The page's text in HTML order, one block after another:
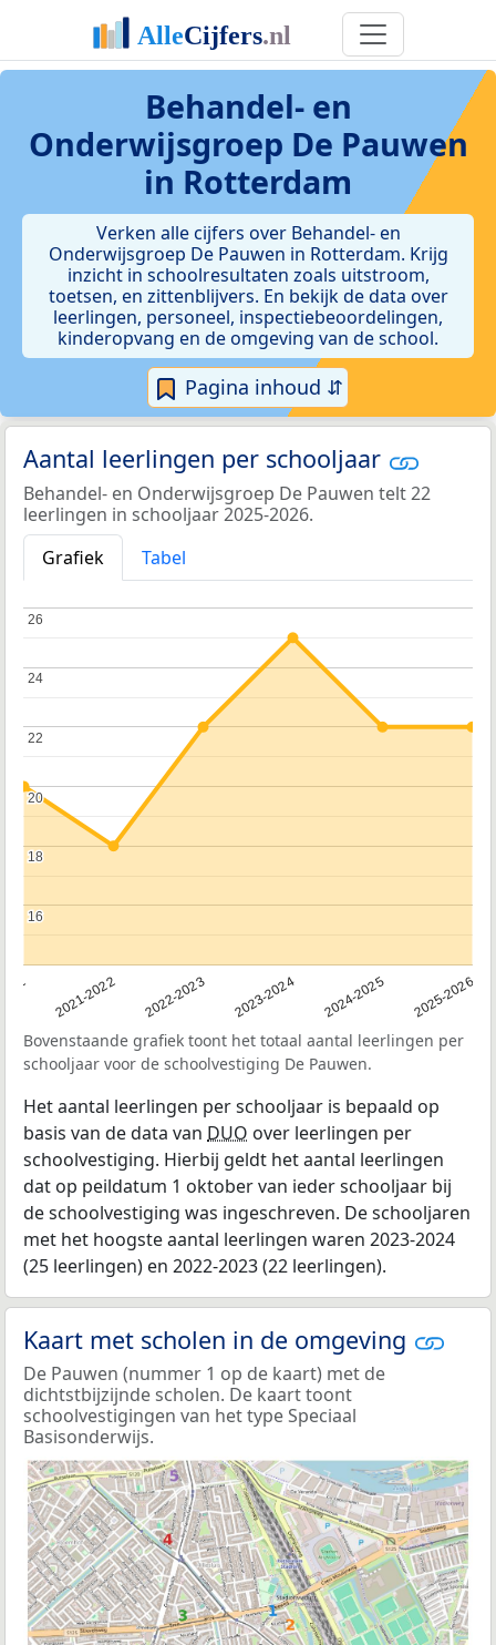
Behandel- en
Onderwijsgroep De Pauwen
in Rotterdam
Verken alle cijfers over Behandel- en
Onderwijsgroep De Pauwen in Rotterdam. Krijg
inzicht in schoolresultaten zoals uitstroom,
toetsen, en zittenblijvers. En bekijk de data over
leerlingen, personeel, inspectiebeoordelingen,
kinderopvang en de omgeving van de school.
Pagina inhoud ⇵
Aantal leerlingen per schooljaar
Behandel- en Onderwijsgroep De Pauwen telt 22
leerlingen in schooljaar 2025-2026.
Grafiek
Tabel
2021-2022 2022-2023 2023-2024 2024-2025 2025-2026
16
16
18
18
20
20
22
22
24
24
26
26
Bovenstaande grafiek toont het totaal aantal leerlingen per
schooljaar voor de schoolvestiging De Pauwen.
Het aantal leerlingen per schooljaar is bepaald op
basis van de data van DUO over leerlingen per
schoolvestiging. Hierbij geldt het aantal leerlingen
dat op peildatum 1 oktober van ieder schooljaar bij
de schoolvestiging was ingeschreven. De schooljaren
met het hoogste aantal leerlingen waren 2023-2024
(25 leerlingen) en 2022-2023 (22 leerlingen).
Kaart met scholen in de omgeving
De Pauwen (nummer 1 op de kaart) met de
dichtstbijzijnde scholen. De kaart toont
schoolvestigingen van het type Speciaal
Basisonderwijs.